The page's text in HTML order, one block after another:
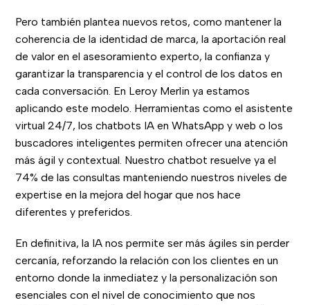
Pero también plantea nuevos retos, como mantener la
coherencia de la identidad de marca, la aportación real
de valor en el asesoramiento experto, la confianza y
garantizar la transparencia y el control de los datos en
cada conversación. En Leroy Merlin ya estamos
aplicando este modelo. Herramientas como el asistente
virtual 24/7, los chatbots IA en WhatsApp y web o los
buscadores inteligentes permiten ofrecer una atención
más ágil y contextual. Nuestro chatbot resuelve ya el
74% de las consultas manteniendo nuestros niveles de
expertise en la mejora del hogar que nos hace
diferentes y preferidos.
En definitiva, la IA nos permite ser más ágiles sin perder
cercanía, reforzando la relación con los clientes en un
entorno donde la inmediatez y la personalización son
esenciales con el nivel de conocimiento que nos